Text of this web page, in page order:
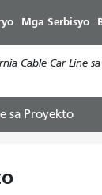
Mga Serbisyo
Cable Car
sa Proyekto